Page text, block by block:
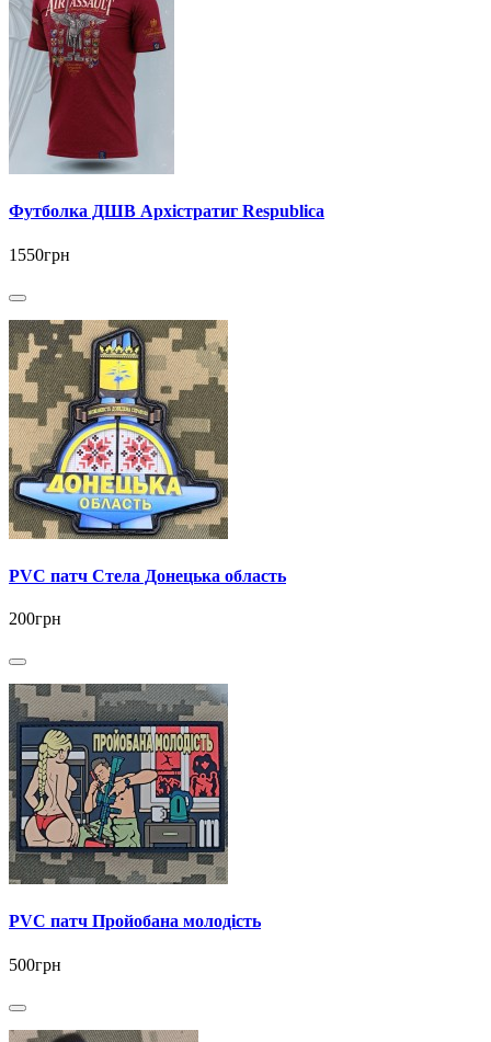
Футболка ДШВ Архістратиг Respublica
1550грн
PVC патч Стела Донецька область
200грн
PVC патч Пройобана молодість
500грн